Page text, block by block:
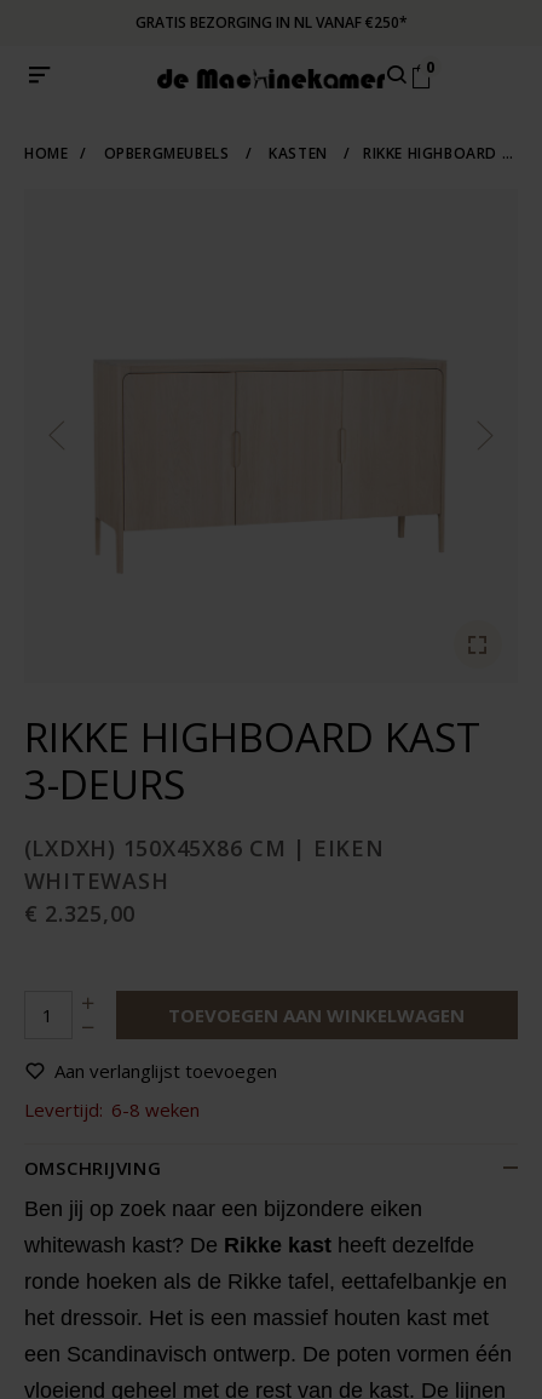
GRATIS BEZORGING IN NL VANAF €250*
0
HOME / OPBERGMEUBELS / KASTEN / RIKKE HIGHBOARD KAST 3-DEURS
RIKKE HIGHBOARD KAST
3-DEURS
(LXDXH) 150X45X86 CM | EIKEN
WHITEWASH
€ 2.325,00
TOEVOEGEN AAN WINKELWAGEN
Aan verlanglijst toevoegen
Levertijd: 6-8 weken
OMSCHRIJVING
Ben jij op zoek naar een bijzondere eiken
whitewash kast? De Rikke kastheeft dezelfde
ronde hoeken als de Rikke tafel, eettafelbankje en
het dressoir. Het is een massief houten kast met
een Scandinavisch ontwerp. De poten vormen één
vloeiend geheel met de rest van de kast. De lijnen